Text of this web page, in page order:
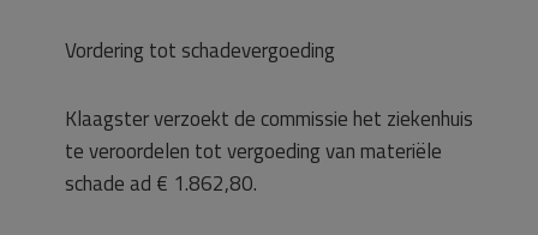
Vordering tot schadevergoeding
Klaagster verzoekt de commissie het ziekenhuis
te veroordelen tot vergoeding van materiële
schade ad € 1.862,80.